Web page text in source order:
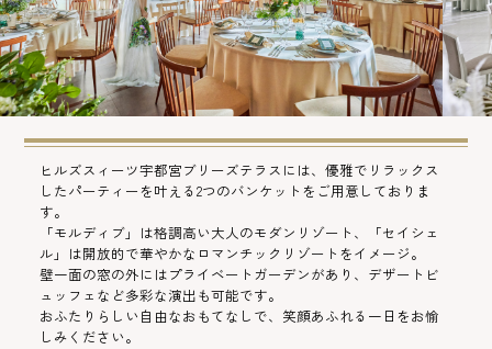
ヒルズスィーツ宇都宮ブリーズテラスには、優雅でリラックス
したパーティーを叶える2つのバンケットをご用意しておりま
す。
「モルディブ」は格調高い大人のモダンリゾート、「セイシェ
ル」は開放的で華やかなロマンチックリゾートをイメージ。
壁一面の窓の外にはプライベートガーデンがあり、デザートビ
ュッフェなど多彩な演出も可能です。
おふたりらしい自由なおもてなしで、笑顔あふれる一日をお愉
しみください。